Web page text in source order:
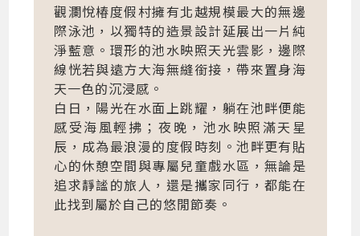
觀瀾悅椿度假村擁有北越規模最大的無邊
際泳池，以獨特的造景設計延展出一片純
淨藍意。環形的池水映照天光雲影，邊際
線恍若與遠方大海無縫銜接，帶來置身海
天一色的沉浸感。
白日，陽光在水面上跳耀，躺在池畔便能
感受海風輕拂；夜晚，池水映照滿天星
辰，成為最浪漫的度假時刻。池畔更有貼
心的休憩空間與專屬兒童戲水區，無論是
追求靜謐的旅人，還是攜家同行，都能在
此找到屬於自己的悠閒節奏。